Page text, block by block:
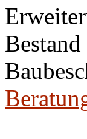
Bestand